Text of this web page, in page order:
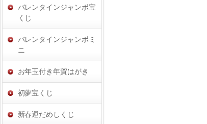
バレンタインジャンボ宝
くじ
バレンタインジャンボミ
ニ
お年玉付き年賀はがき
初夢宝くじ
新春運だめしくじ